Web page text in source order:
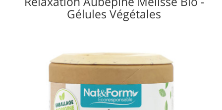
Gélules Végétales